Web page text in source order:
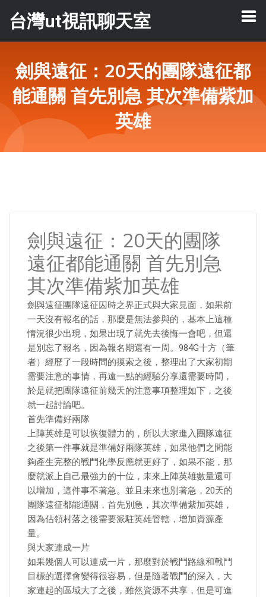
台灣ut視訊聊天室
劍與遠征：20天的團隊遠征都
能通關 首先別急 其次準備紫加
英雄
劍與遠征：20天的團隊
遠征都能通關 首先別急
其次準備紫加英雄
劍與遠征團隊遠征囚時之界正式與大家見面，如果前
一天沒有報名的話，那麼是無法參與的，基本上這種
情況很少出現，如果出現了就先去後悔一會吧，但還
是別忘了報名，因為報名期還有一周。984G十方（筆
者）經歷了一段時間的摸索之後，整理出了大家初期
需要注意的事情，再遠一點的經驗分享還需要時間，
於是就把團隊遠征前幾天的注意事項整理如下，之後
就一起討論吧。
首先準備好兩隊
上陣英雄是可以恢復體力的，所以大家進入團隊遠征
之後第一件事就是準備好兩隊英雄，如果他們之間能
夠產生完整的戰鬥化學反應就更好了，如果不能，那
麼就派上自己最強力的十位，未來上陣英雄數量還可
以增加，這件事不著急。並且未來也別著急，20天的
團隊遠征都能通關，首先別急，其次準備紫加英雄，
因為佔領村落之後需要派駐英雄管轄，增加資源產
量。
與大家連成一片
如果幾個人可以連成一片，那麼對於戰鬥路線和戰鬥
目標的選擇會變得很容易，但是隨著戰鬥的深入，大
家連起的區域大了之後，雖然資源不共享，但是可進